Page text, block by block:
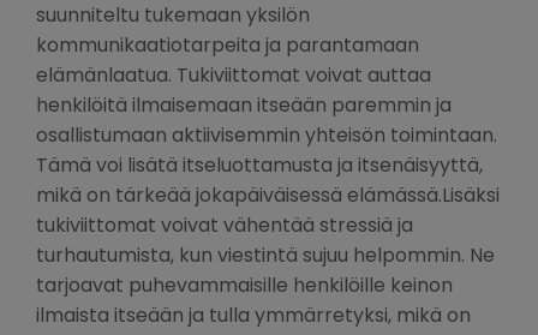
suunniteltu tukemaan yksilön
kommunikaatiotarpeita ja parantamaan
elämänlaatua. Tukiviittomat voivat auttaa
henkilöitä ilmaisemaan itseään paremmin ja
osallistumaan aktiivisemmin yhteisön toimintaan.
Tämä voi lisätä itseluottamusta ja itsenäisyyttä,
mikä on tärkeää jokapäiväisessä elämässä.Lisäksi
tukiviittomat voivat vähentää stressiä ja
turhautumista, kun viestintä sujuu helpommin. Ne
tarjoavat puhevammaisille henkilöille keinon
ilmaista itseään ja tulla ymmärretyksi, mikä on